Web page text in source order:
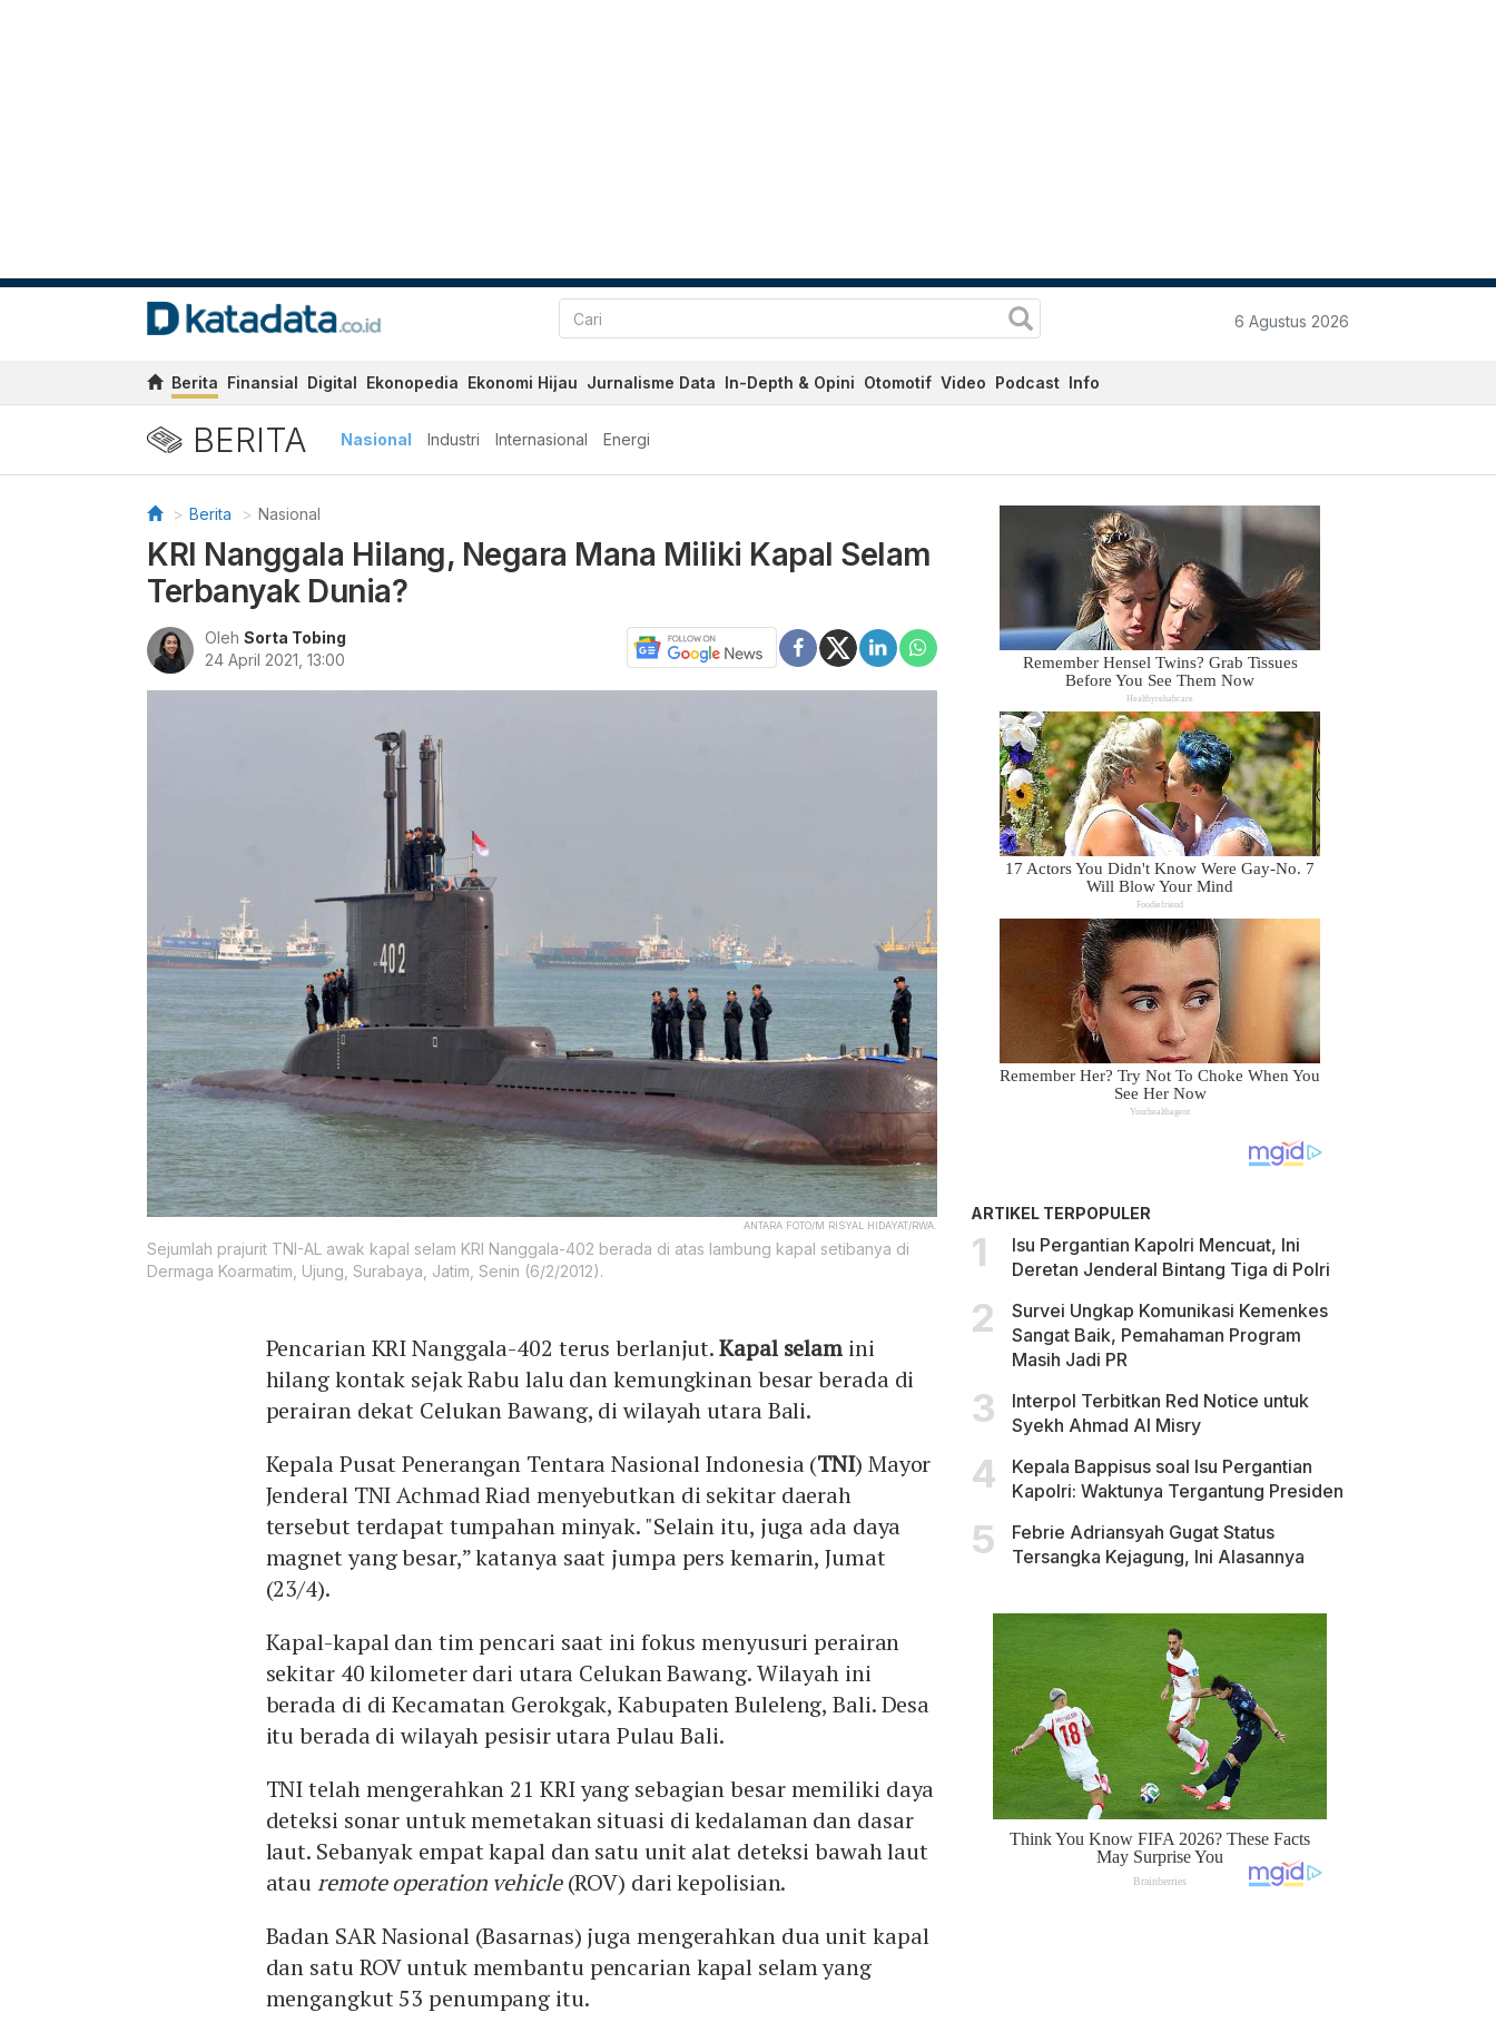
6 Agustus 2026
Berita Finansial Digital Ekonopedia Ekonomi Hijau Jurnalisme Data In-Depth & Opini Otomotif Video Podcast Info
BERITA Nasional Industri Internasional Energi
Berita Nasional
KRI Nanggala Hilang, Negara Mana Miliki Kapal Selam
Terbanyak Dunia?
Oleh Sorta Tobing
24 April 2021, 13:00
ANTARA FOTO/M RISYAL HIDAYAT/RWA.
Sejumlah prajurit TNI-AL awak kapal selam KRI Nanggala-402 berada di atas lambung kapal setibanya di
Dermaga Koarmatim, Ujung, Surabaya, Jatim, Senin (6/2/2012).
Pencarian KRI Nanggala-402 terus berlanjut.Kapal selam ini
hilang kontak sejak Rabu lalu dan kemungkinan besar berada di
perairan dekat Celukan Bawang, di wilayah utara Bali.
Kepala Pusat Penerangan Tentara Nasional Indonesia (TNI) Mayor
Jenderal TNI Achmad Riad menyebutkan di sekitar daerah
tersebut terdapat tumpahan minyak. "Selain itu, juga ada daya
magnet yang besar,” katanya saat jumpa pers kemarin, Jumat
(23/4).
Kapal-kapal dan tim pencari saat ini fokus menyusuri perairan
sekitar 40 kilometer dari utara Celukan Bawang. Wilayah ini
berada di di Kecamatan Gerokgak, Kabupaten Buleleng, Bali. Desa
itu berada di wilayah pesisir utara Pulau Bali.
TNI telah mengerahkan 21 KRI yang sebagian besar memiliki daya
deteksi sonar untuk memetakan situasi di kedalaman dan dasar
laut. Sebanyak empat kapal dan satu unit alat deteksi bawah laut
atauremote operation vehicle(ROV) dari kepolisian.
Badan SAR Nasional (Basarnas) juga mengerahkan dua unit kapal
dan satu ROV untuk membantu pencarian kapal selam yang
mengangkut 53 penumpang itu.
ARTIKEL TERPOPULER
Isu Pergantian Kapolri Mencuat, Ini
Deretan Jenderal Bintang Tiga di Polri
Survei Ungkap Komunikasi Kemenkes
Sangat Baik, Pemahaman Program
Masih Jadi PR
Interpol Terbitkan Red Notice untuk
Syekh Ahmad Al Misry
Kepala Bappisus soal Isu Pergantian
Kapolri: Waktunya Tergantung Presiden
Febrie Adriansyah Gugat Status
Tersangka Kejagung, Ini Alasannya